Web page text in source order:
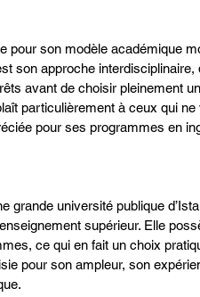
pour son modèle académique
son approche interdisciplinaire,
avant de choisir pleinement
particulièrement à ceux qui
pour ses programmes en
grande université publique
supérieur. Elle
ce qui en fait un choix
pour son ampleur, son